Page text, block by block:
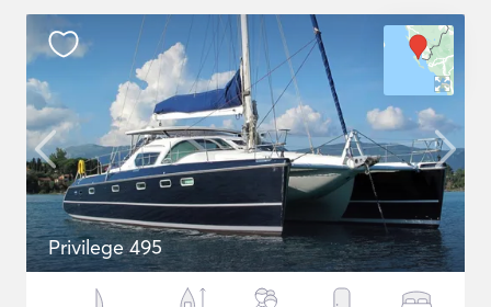
Privilege 495